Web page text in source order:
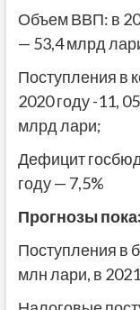
Объем ВВП: в
— 53,4 млрд
Поступления в
2020 году -11,
млрд лари;
Дефицит
году — 7,5%
Прогнозы
Поступления в
млн лари, в